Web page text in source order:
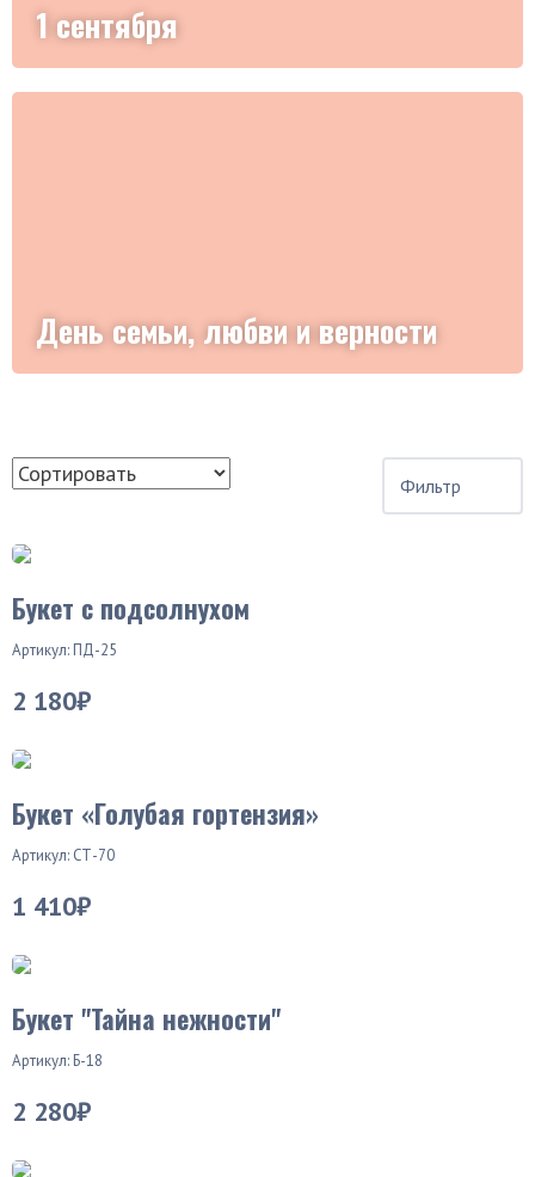
1 сентября
День семьи, любви и верности
Фильтр
Букет с подсолнухом
Артикул: ПД-25
2 180₽
Букет «Голубая гортензия»
Артикул: СТ-70
1 410₽
Букет "Тайна нежности"
Артикул: Б-18
2 280₽